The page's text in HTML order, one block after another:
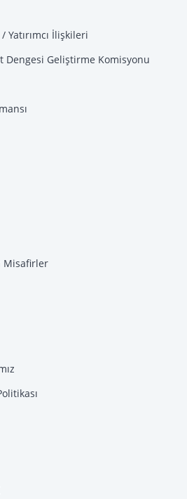
İlişkileri
Dengesi Geliştirme Komisyonu
Misafirler